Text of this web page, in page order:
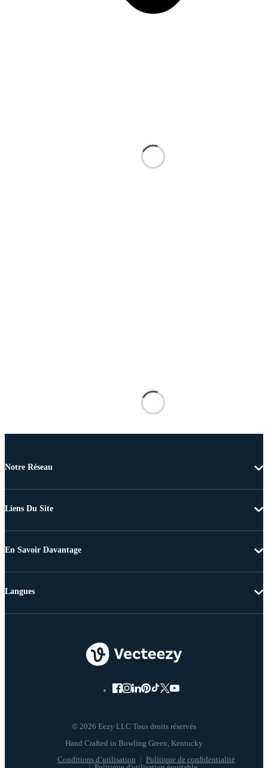
Notre Réseau
Liens Du Site
En Savoir Davantage
© 2026 Eezy LLC Tous droits réservés
Conditions d’utilisation
Politique de confidentialité
Langues